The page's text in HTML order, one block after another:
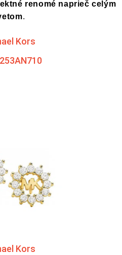
renomé naprieč celým
.
Kors
Kors